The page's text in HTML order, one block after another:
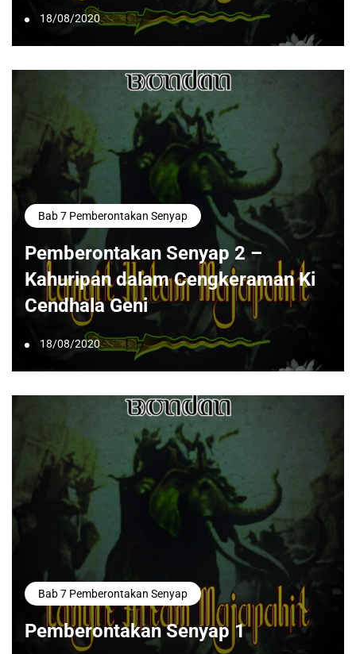
18/08/2020
Bab 7 Pemberontakan Senyap
Pemberontakan Senyap 2 –
Kahuripan dalam Cengkeraman Ki
Cendhala Geni
18/08/2020
Bab 7 Pemberontakan Senyap
Pemberontakan Senyap 1